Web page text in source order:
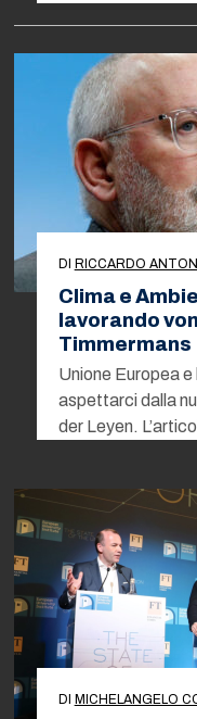
DI RICCARDO
Clima e
lavorando
Timmermans
Unione Europea e
aspettarci dalla
der Leyen.
DI MICHELANGELO